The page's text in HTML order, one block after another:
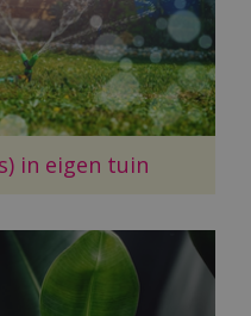
in eigen tuin